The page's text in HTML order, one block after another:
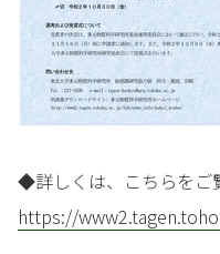
◆詳しくは、こちらをご
https://